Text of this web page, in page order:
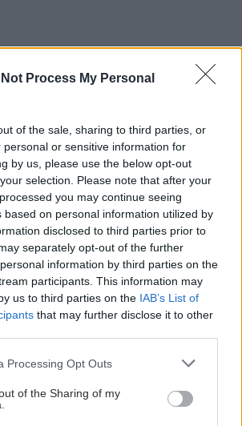
Not Process My Personal
of the sale, sharing to third parties, or
personal or sensitive information for
by us, please use the below opt-out
selection. Please note that after your
you may continue seeing
based on personal information utilized by
disclosed to third parties prior to
separately opt-out of the further
information by third parties on the
participants. This information may
us to third parties on the IAB’s List of
that may further disclose it to other
website/app uses one or more Google
or usage behaviour. You may click to
to Google and its third-party tags to
Processing Opt Outs
of the Sharing of my